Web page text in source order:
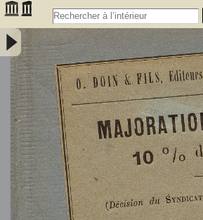
L'Astronomie, observations, théorie et
Marcel Moye,... - Moye, Marcel (1873-